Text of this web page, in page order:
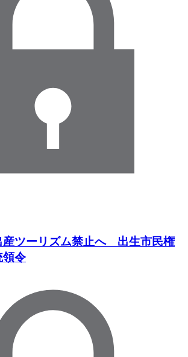
産ツーリズム禁止へ 出生市民権
領令